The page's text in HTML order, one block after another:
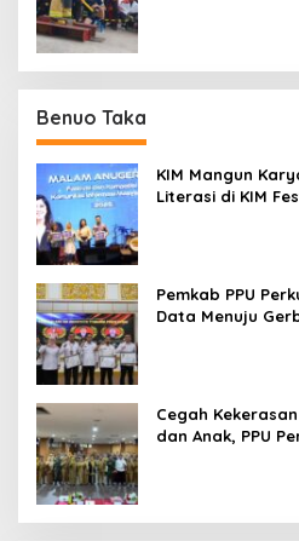
Benuo Taka
KIM Mangun
Literasi di KIM
Pemkab PPU
Data Menuju
Cegah
dan Anak, PPU